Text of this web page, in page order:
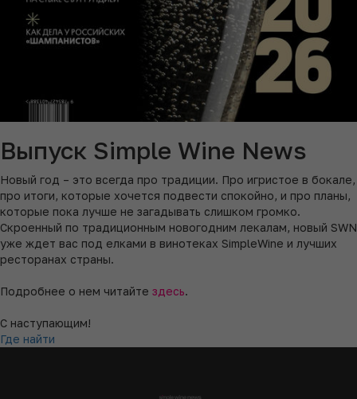
Выпуск Simple Wine News
Новый год – это всегда про традиции. Про игристое в бокале,
про итоги, которые хочется подвести спокойно, и про планы,
которые пока лучше не загадывать слишком громко.
Скроенный по традиционным новогодним лекалам, новый SWN
уже ждет вас под елками в винотеках SimpleWine и лучших
ресторанах страны.
Подробнее о нем читайте здесь.
С наступающим!
Где найти